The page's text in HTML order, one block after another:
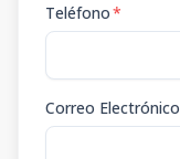
Teléfono*
Correo Electrónico